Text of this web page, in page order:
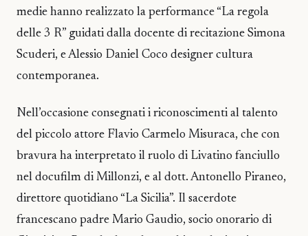
medie hanno realizzato la performance “La regola
delle 3 R” guidati dalla docente di recitazione Simona
Scuderi, e Alessio Daniel Coco designer cultura
contemporanea.
Nell’occasione consegnati i riconoscimenti al talento
del piccolo attore Flavio Carmelo Misuraca, che con
bravura ha interpretato il ruolo di Livatino fanciullo
nel docufilm di Millonzi, e al dott. Antonello Piraneo,
direttore quotidiano “La Sicilia”. Il sacerdote
francescano padre Mario Gaudio, socio onorario di